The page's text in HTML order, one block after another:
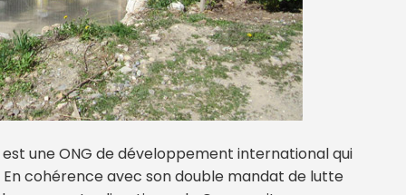
est une ONG de développement international qui
cohérence avec son double mandat de lutte